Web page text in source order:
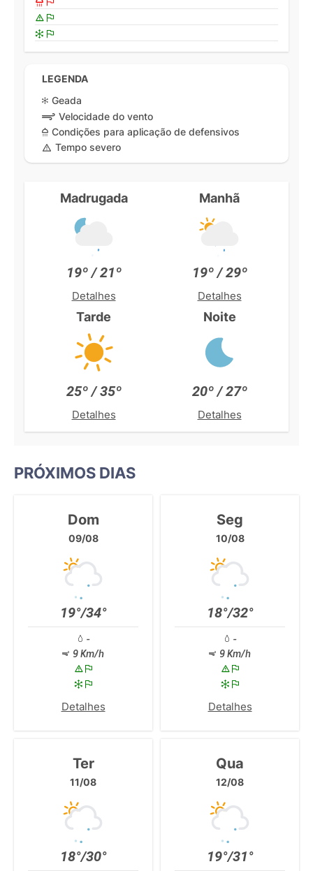
LEGENDA
Geada
Velocidade do vento
Condições para aplicação de defensivos
Tempo severo
Madrugada
19º / 21º
Detalhes
Manhã
19º / 29º
Detalhes
Tarde
25º / 35º
Detalhes
Noite
20º / 27º
Detalhes
PRÓXIMOS DIAS
Dom
09/08
19°/34°
-
9 Km/h
Detalhes
Seg
10/08
18°/32°
-
9 Km/h
Detalhes
Ter
11/08
18°/30°
Qua
12/08
19°/31°